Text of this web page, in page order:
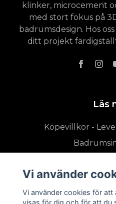
klinker, microcement
med stort fokus på
badrumsdesign. Hos
ditt projekt
Läs
Köpevillkor -
Vi använder
Vi använder cookies för att
visas för dig och för att du